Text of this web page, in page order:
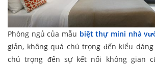
Phòng ngủ của mẫu biệt thự mini nhà
giản, không quá chú trọng đến kiểu
chú trọng đến sự kết nối không gian